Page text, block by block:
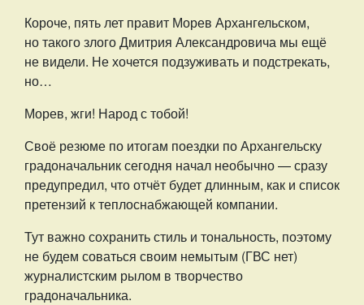
Короче, пять лет правит Морев Архангельском,
но такого злого Дмитрия Александровича мы ещё
не видели. Не хочется подзуживать и подстрекать,
но…
Морев, жги! Народ с тобой!
Своё резюме по итогам поездки по Архангельску
градоначальник сегодня начал необычно — сразу
предупредил, что отчёт будет длинным, как и список
претензий к теплоснабжающей компании.
Тут важно сохранить стиль и тональность, поэтому
не будем соваться своим немытым (ГВС нет)
журналистским рылом в творчество
градоначальника.